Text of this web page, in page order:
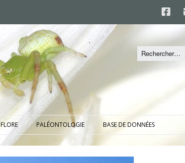
FLORE PALÉONTOLOGIE BASE DE DONNÉES